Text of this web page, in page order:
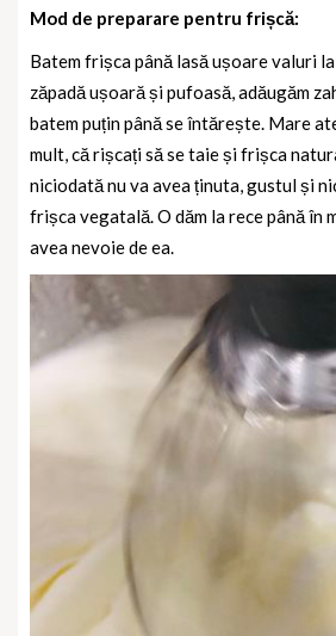
Mod de preparare pentru frișcă:
Batem frișca până lasă ușoare valuri
zăpadă ușoară și pufoasă, adăugăm
batem puțin până se întărește. Mare
mult, că rișcați să se taie și frișca
niciodată nu va avea ținuta, gustul și
frișca vegatală. O dăm la rece până în
avea nevoie de ea.